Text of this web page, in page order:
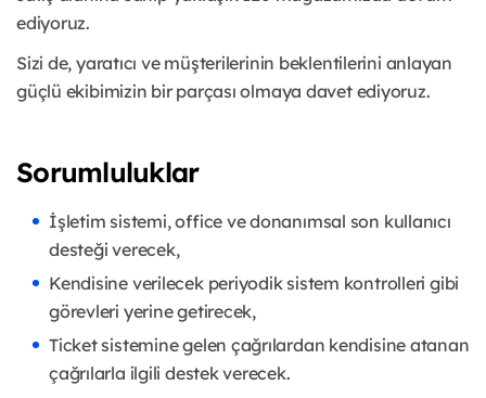
ediyoruz.
Sizi de, yaratıcı ve müşterilerinin beklentilerini anlayan
güçlü ekibimizin bir parçası olmaya davet ediyoruz.
Sorumluluklar
İşletim sistemi, office ve donanımsal son kullanıcı
desteği verecek,
Kendisine verilecek periyodik sistem kontrolleri gibi
görevleri yerine getirecek,
Ticket sistemine gelen çağrılardan kendisine atanan
çağrılarla ilgili destek verecek.